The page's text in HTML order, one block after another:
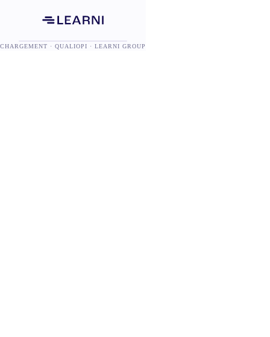
CHARGEMENT · QUALIOPI · LEARNI GROUP